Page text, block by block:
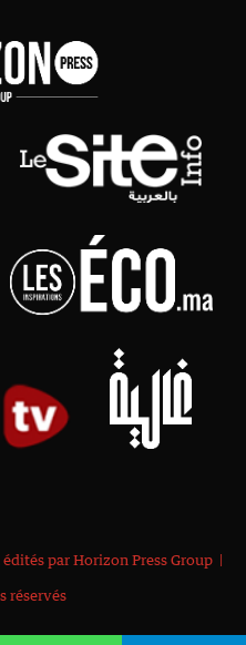
par Horizon Press Group |
réservés